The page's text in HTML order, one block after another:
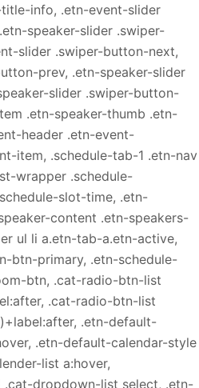
info, .etn-event-slider
speaker-slider .swiper-
slider .swiper-button-next,
prev, .etn-speaker-slider
slider .swiper-button-
.etn-speaker-thumb .etn-
header .etn-event-
item, .schedule-tab-1 .etn-nav
wrapper .schedule-
slot-time, .etn-
content .etn-speakers-
ul li a.etn-tab-a.etn-active,
btn-primary, .etn-schedule-
btn, .cat-radio-btn-list
.cat-radio-btn-list
.etn-default-
.etn-default-calendar-style
list a:hover,
.cat-dropdown-list select, .etn-